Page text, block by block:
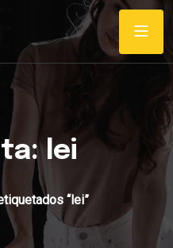
lei
“lei”